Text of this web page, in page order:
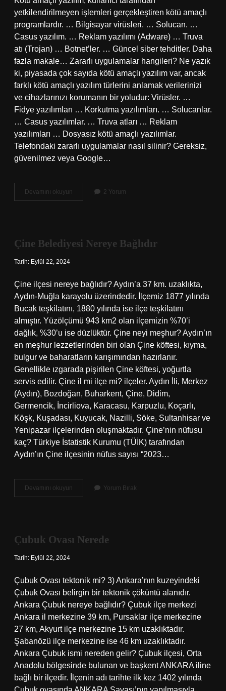
yetkilendirilmeyen işlemleri gerçekleştiren kötü amaçlı
programlardır. … Bilgisayar virüsleri. … Solucan. …
Casus yazılım. … Reklam yazılımı (Adware) … Truva
atı (Trojan) … Botnet’ler. … Güncel siber tehditler. Daha
fazla makale… Zararlı uygulamalar hangileri? Ne yazık
ki, piyasada çok sayıda kötü amaçlı yazılım var, ancak
farklı kötü amaçlı yazılım türlerini anlamak verilerinizi
ve cihazlarınızı korumanın bir yoludur: Virüsler. …
Fidye yazılımları … Korkutma yazılımları. … Solucanlar.
… Casus yazılımlar. … Truva atları … Reklam
yazılımları … Dosyasız kötü amaçlı yazılımlar.
Telefondaki zararlı uygulamalar nasıl silinir? Gereksiz,
güvenilmez veya Google…
Devamını okuyun
Uygulama
2 Yorum
Çine Belediyesi Nereye Bağlıdır
Tarih: Eylül 22, 2024
Çine ilçesi nereye bağlıdır? Aydın’a 37 km. uzaklıkta,
Aydın-Muğla karayolu üzerindedir. İlçemiz 1877 yılında
Bucak teşkilatını, 1880 yılında ise ilçe teşkilatını
almıştır. Yüzölçümü 943 km2 olan ilçemizin %70’i
dağlık, %30’u ise düzlüktür. Çine neyi meşhur? Aydın’ın
en meşhur lezzetlerinden biri olan Çine köftesi, kıyma,
bulgur ve baharatların karışımından hazırlanır.
Genellikle ızgarada pişirilen Çine köftesi, yoğurtla
servis edilir. Çine il mi ilçe mi? ilçeler. Aydın İli, Merkez
(Aydın), Bozdoğan, Buharkent, Çine, Didim,
Germencik, İncirliova, Karacasu, Karpuzlu, Koçarlı,
Köşk, Kuşadası, Kuyucak, Nazilli, Söke, Sultanhisar ve
Yenipazar ilçelerinden oluşmaktadır. Çine’nin nüfusu
kaç? Türkiye İstatistik Kurumu (TÜİK) tarafından
Aydın’ın Çine ilçesinin nüfus sayısı “2023…
Devamını okuyun
Belediyesi
Yorum Bırak
Çubuk Ovası Nerede
Tarih: Eylül 22, 2024
Çubuk Ovası tektonik mi? 3) Ankara’nın kuzeyindeki
Çubuk Ovası belirgin bir tektonik çöküntü alanıdır.
Ankara Çubuk nereye bağlıdır? Çubuk ilçe merkezi
Ankara il merkezine 39 km, Pursaklar ilçe merkezine
27 km, Akyurt ilçe merkezine 15 km uzaklıktadır.
Şabanözü ilçe merkezine ise 46 km uzaklıktadır.
Ankara Çubuk ismi nereden gelir? Çubuk ilçesi, Orta
Anadolu bölgesinde bulunan ve başkent ANKARA iline
bağlı bir ilçedir. İlçenin adı tarihte ilk kez 1402 yılında